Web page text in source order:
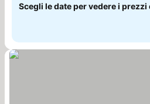
Scegli le date per vedere i prezzi